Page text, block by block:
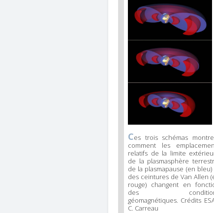
Ces trois schémas
comment les
relatifs de la limite
de la plasmasphère
de la plasmapause (en bleu)
des ceintures de Van Allen
rouge) changent en
des
géomagnétiques. Crédits
C. Carreau